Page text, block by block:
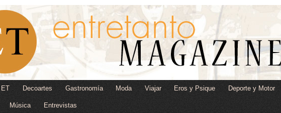
Decoartes Gastronomía Moda Viajar Eros y Psique Deporte y Motor
Música Entrevistas